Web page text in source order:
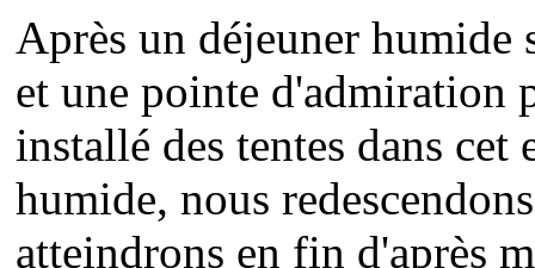
Après un déjeuner humide
et une pointe d'admiration
installé des tentes dans
humide, nous
atteindrons en fin d'après